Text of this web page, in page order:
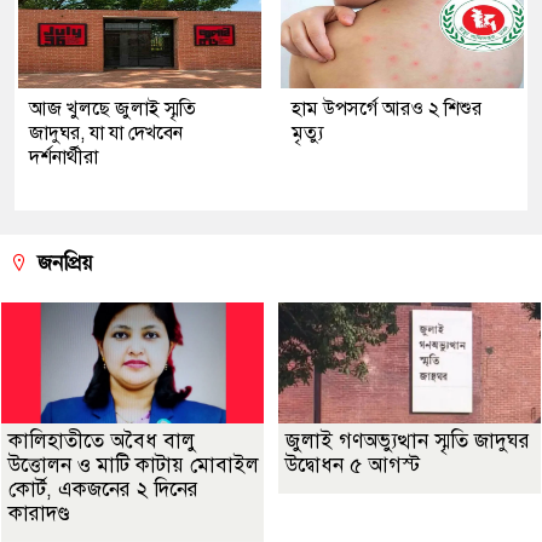
আজ খুলছে জুলাই স্মৃতি
জাদুঘর, যা যা দেখবেন
দর্শনার্থীরা
হাম উপসর্গে আরও ২ শিশুর
মৃত্যু
জনপ্রিয়
কালিহাতীতে অবৈধ বালু
উত্তোলন ও মাটি কাটায় মোবাইল
কোর্ট, একজনের ২ দিনের
কারাদণ্ড
জুলাই গণঅভ্যুত্থান স্মৃতি জাদুঘর
উদ্বোধন ৫ আগস্ট